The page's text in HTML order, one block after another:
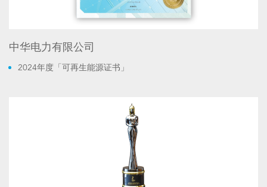
中华电力有限公司
2024年度「可再生能源证书」